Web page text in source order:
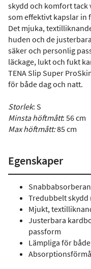
skydd och komfort tack
som effektivt kapslar in
Det mjuka,
huden och de
säker och personlig
läckage, lukt och fukt
TENA Slip Super
för både dag och natt.
Storlek: S
Minstahöftmått: 56 cm
Max höftmått:85 cm
Egenskaper
Tredubbelt skydd
Mjukt,
Justerbara
passform
Lämpliga för